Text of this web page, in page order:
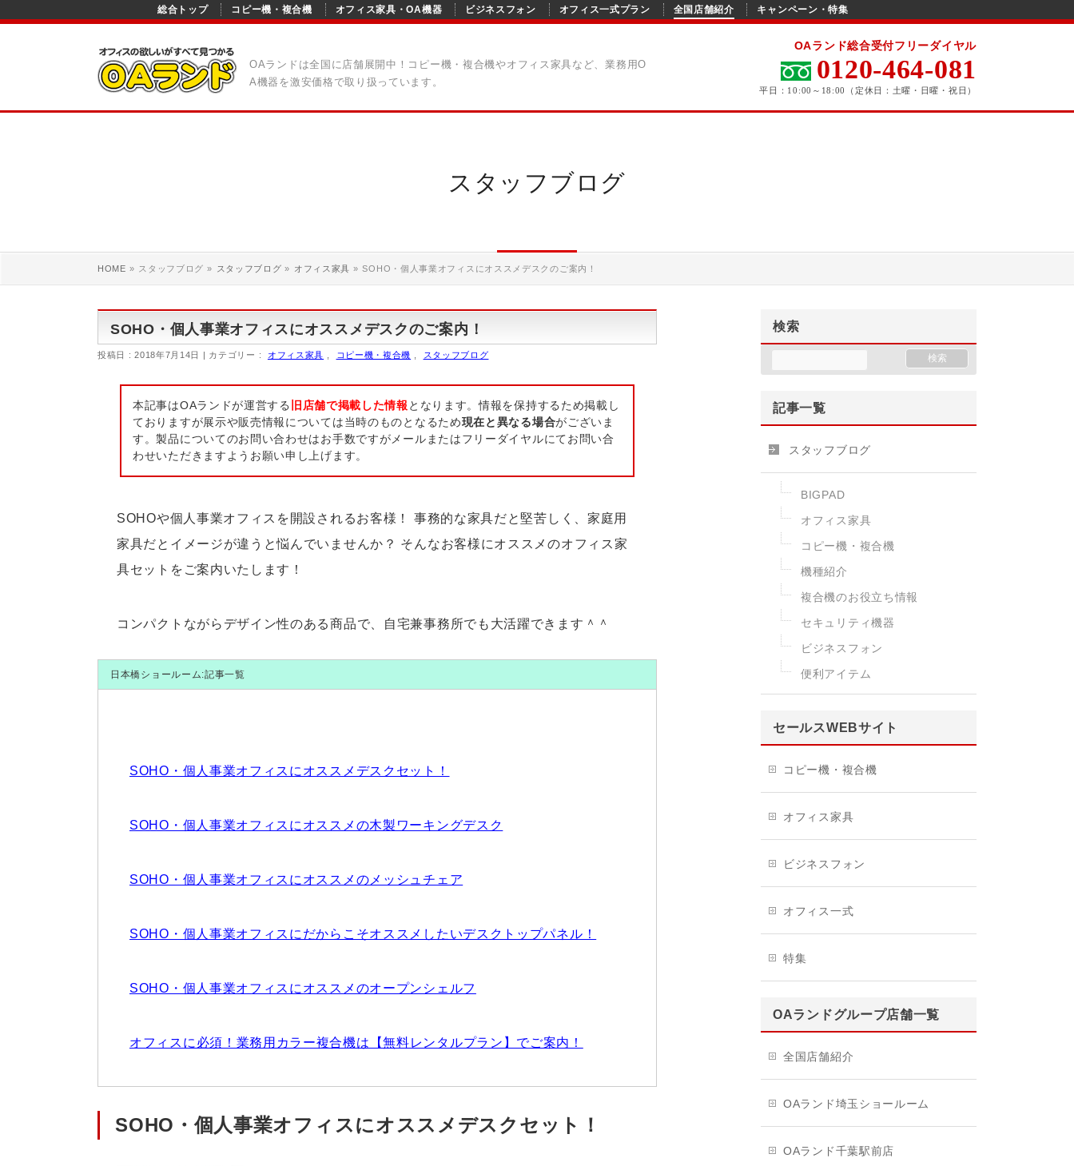
総合トップ コピー機・複合機 オフィス家具・OA機器 ビジネスフォン オフィス一式プラン 全国店舗紹介 キャンペーン・特集
OAランドは全国に店舗展開中！コピー機・複合機やオフィス家具など、業務用O
A機器を激安価格で取り扱っています。
OAランド総合受付フリーダイヤル
0120-464-081
平日：10:00～18:00（定休日：土曜・日曜・祝日）
スタッフブログ
HOME » スタッフブログ » スタッフブログ » オフィス家具 » SOHO・個人事業オフィスにオススメデスクのご案内！
SOHO・個人事業オフィスにオススメデスクのご案内！
投稿日 : 2018年7月14日 カテゴリー : オフィス家具 コピー機・複合機 スタッフブログ
本記事はOAランドが運営する 旧店舗で掲載した情報 となります。情報を保持するため掲載し
ておりますが展示や販売情報については当時のものとなるため現在と異なる場合がございま
す。製品についてのお問い合わせはお手数ですがメールまたはフリーダイヤルにてお問い合
わせいただきますようお願い申し上げます。
SOHOや個人事業オフィスを開設されるお客様！ 事務的な家具だと堅苦しく、家庭用
家具だとイメージが違うと悩んでいませんか？ そんなお客様にオススメのオフィス家
具セットをご案内いたします！
コンパクトながらデザイン性のある商品で、自宅兼事務所でも大活躍できます＾＾
日本橋ショールーム:記事一覧
SOHO・個人事業オフィスにオススメデスクセット！
SOHO・個人事業オフィスにオススメの木製ワーキングデスク
SOHO・個人事業オフィスにオススメのメッシュチェア
SOHO・個人事業オフィスにだからこそオススメしたいデスクトップパネル！
SOHO・個人事業オフィスにオススメのオープンシェルフ
オフィスに必須！業務用カラー複合機は【無料レンタルプラン】でご案内！
SOHO・個人事業オフィスにオススメデスクセット！
検索
記事一覧
スタッフブログ
BIGPAD
オフィス家具
コピー機・複合機
機種紹介
複合機のお役立ち情報
セキュリティ機器
ビジネスフォン
便利アイテム
セールスWEBサイト
コピー機・複合機
オフィス家具
ビジネスフォン
オフィス一式
特集
OAランドグループ店舗一覧
全国店舗紹介
OAランド埼玉ショールーム
OAランド千葉駅前店